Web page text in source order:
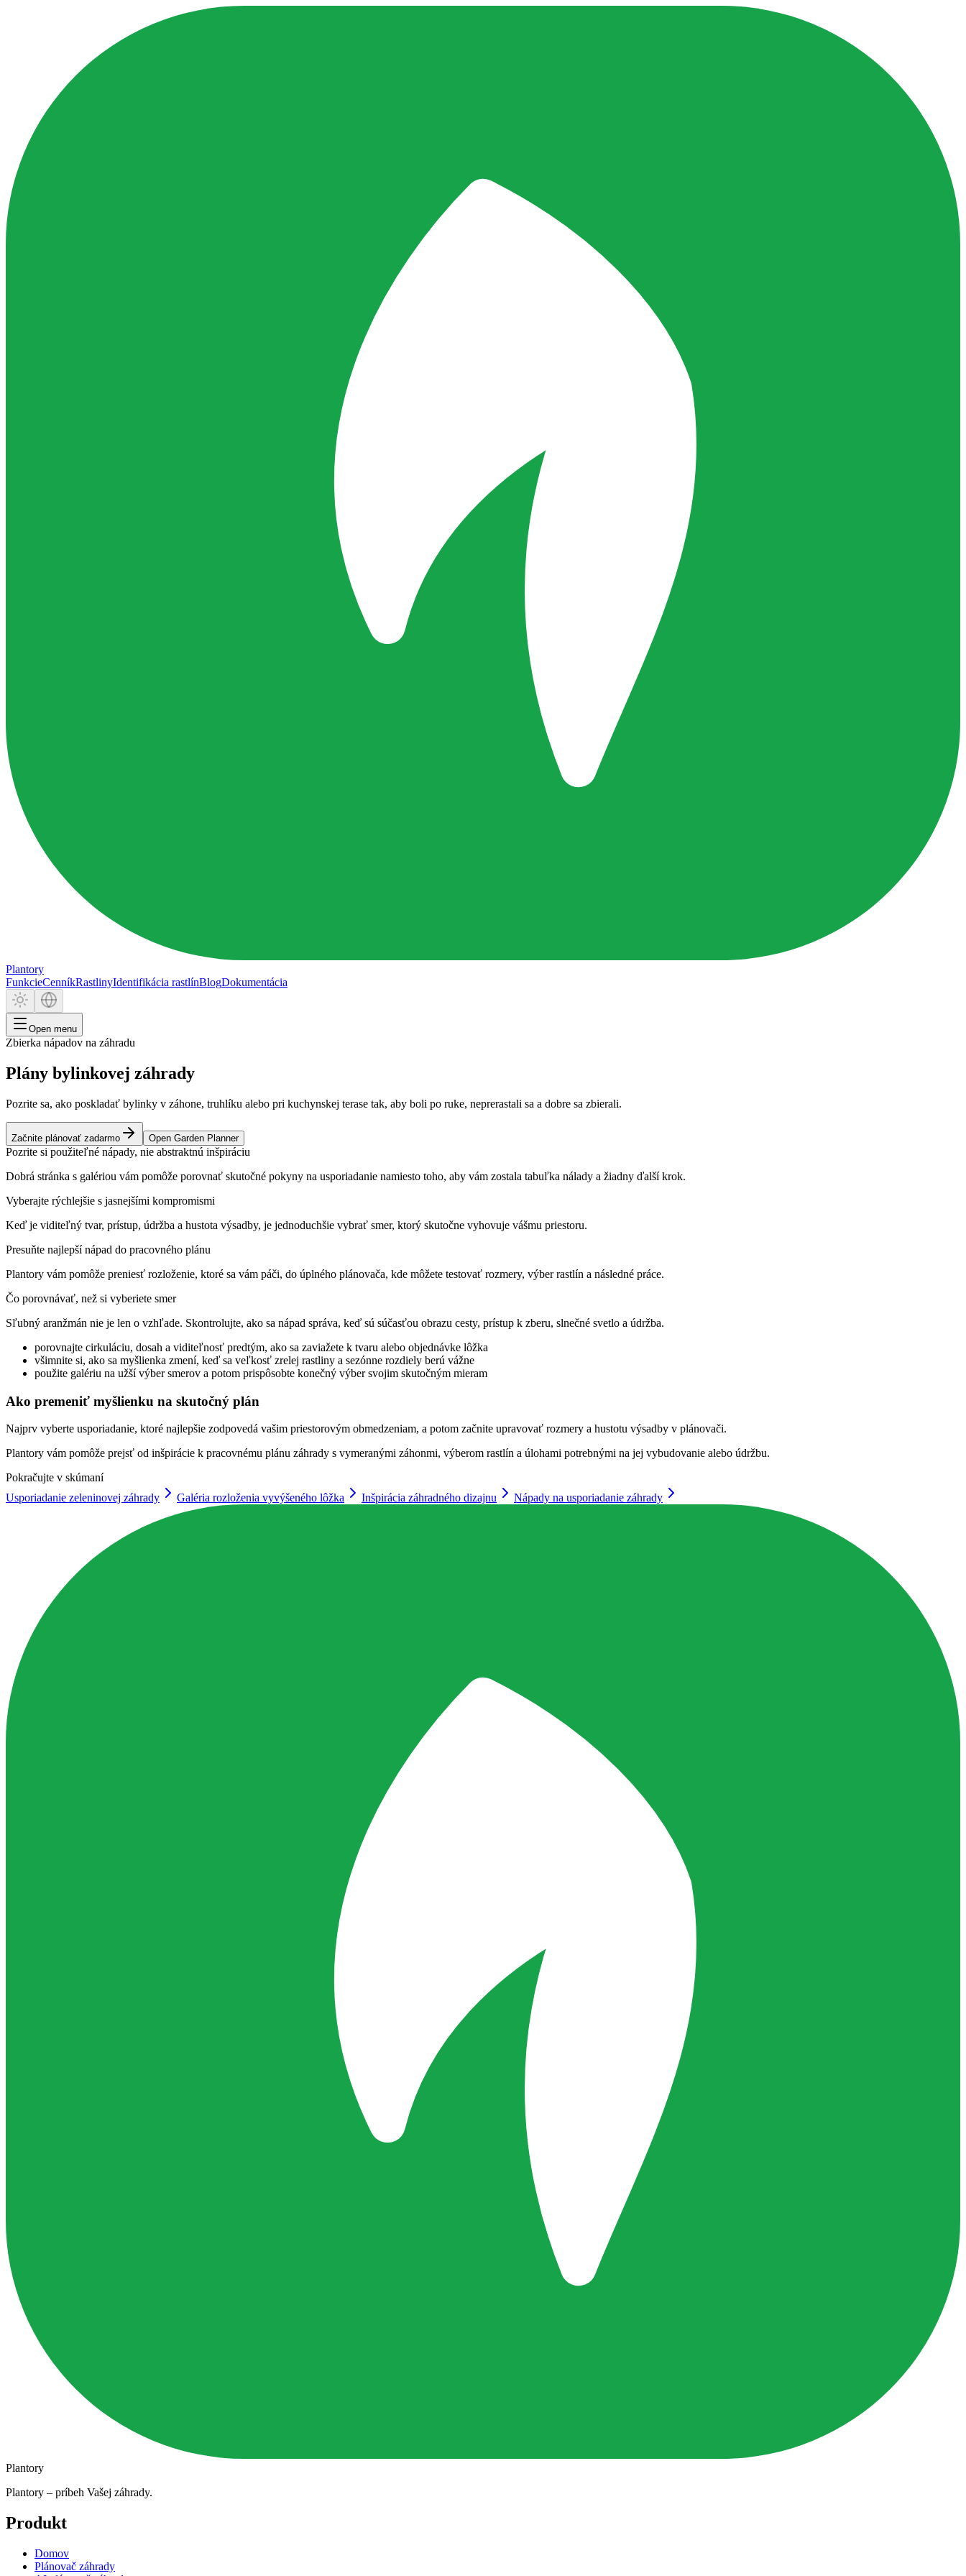
Plantory
FunkcieCenníkRastlinyIdentifikácia rastlínBlogDokumentácia
Open menu
Zbierka nápadov na záhradu
Plány bylinkovej záhrady
Pozrite sa, ako poskladať bylinky v záhone, truhlíku alebo pri kuchynskej terase tak, aby boli po ruke, neprerastali sa a dobre sa zbierali.
Začnite plánovať zadarmo Open Garden Planner
Pozrite si použiteľné nápady, nie abstraktnú inšpiráciu
Dobrá stránka s galériou vám pomôže porovnať skutočné pokyny na usporiadanie namiesto toho, aby vám zostala tabuľka nálady a žiadny ďalší krok.
Vyberajte rýchlejšie s jasnejšími kompromismi
Keď je viditeľný tvar, prístup, údržba a hustota výsadby, je jednoduchšie vybrať smer, ktorý skutočne vyhovuje vášmu priestoru.
Presuňte najlepší nápad do pracovného plánu
Plantory vám pomôže preniesť rozloženie, ktoré sa vám páči, do úplného plánovača, kde môžete testovať rozmery, výber rastlín a následné práce.
Čo porovnávať, než si vyberiete smer
Sľubný aranžmán nie je len o vzhľade. Skontrolujte, ako sa nápad správa, keď sú súčasťou obrazu cesty, prístup k zberu, slnečné svetlo a údržba.
porovnajte cirkuláciu, dosah a viditeľnosť predtým, ako sa zaviažete k tvaru alebo objednávke lôžka
všimnite si, ako sa myšlienka zmení, keď sa veľkosť zrelej rastliny a sezónne rozdiely berú vážne
použite galériu na užší výber smerov a potom prispôsobte konečný výber svojim skutočným mieram
Ako premeniť myšlienku na skutočný plán
Najprv vyberte usporiadanie, ktoré najlepšie zodpovedá vašim priestorovým obmedzeniam, a potom začnite upravovať rozmery a hustotu výsadby v plánovači.
Plantory vám pomôže prejsť od inšpirácie k pracovnému plánu záhrady s vymeranými záhonmi, výberom rastlín a úlohami potrebnými na jej vybudovanie alebo údržbu.
Pokračujte v skúmaní
Usporiadanie zeleninovej záhrady
Galéria rozloženia vyvýšeného lôžka Inšpirácia záhradného dizajnu Nápady na usporiadanie záhrady
Plantory
Plantory – príbeh Vašej záhrady.
Produkt
Domov
Plánovač záhrady